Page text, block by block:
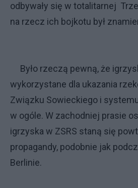
odbywały się w totalitarnej
na rzecz ich bojkotu był
Było rzeczą pewną, że
wykorzystane dla ukazania
Związku Sowieckiego i
w ogóle. W zachodniej prasie
igrzyska w ZSRS staną się
propagandy, podobnie jak
Berlinie.